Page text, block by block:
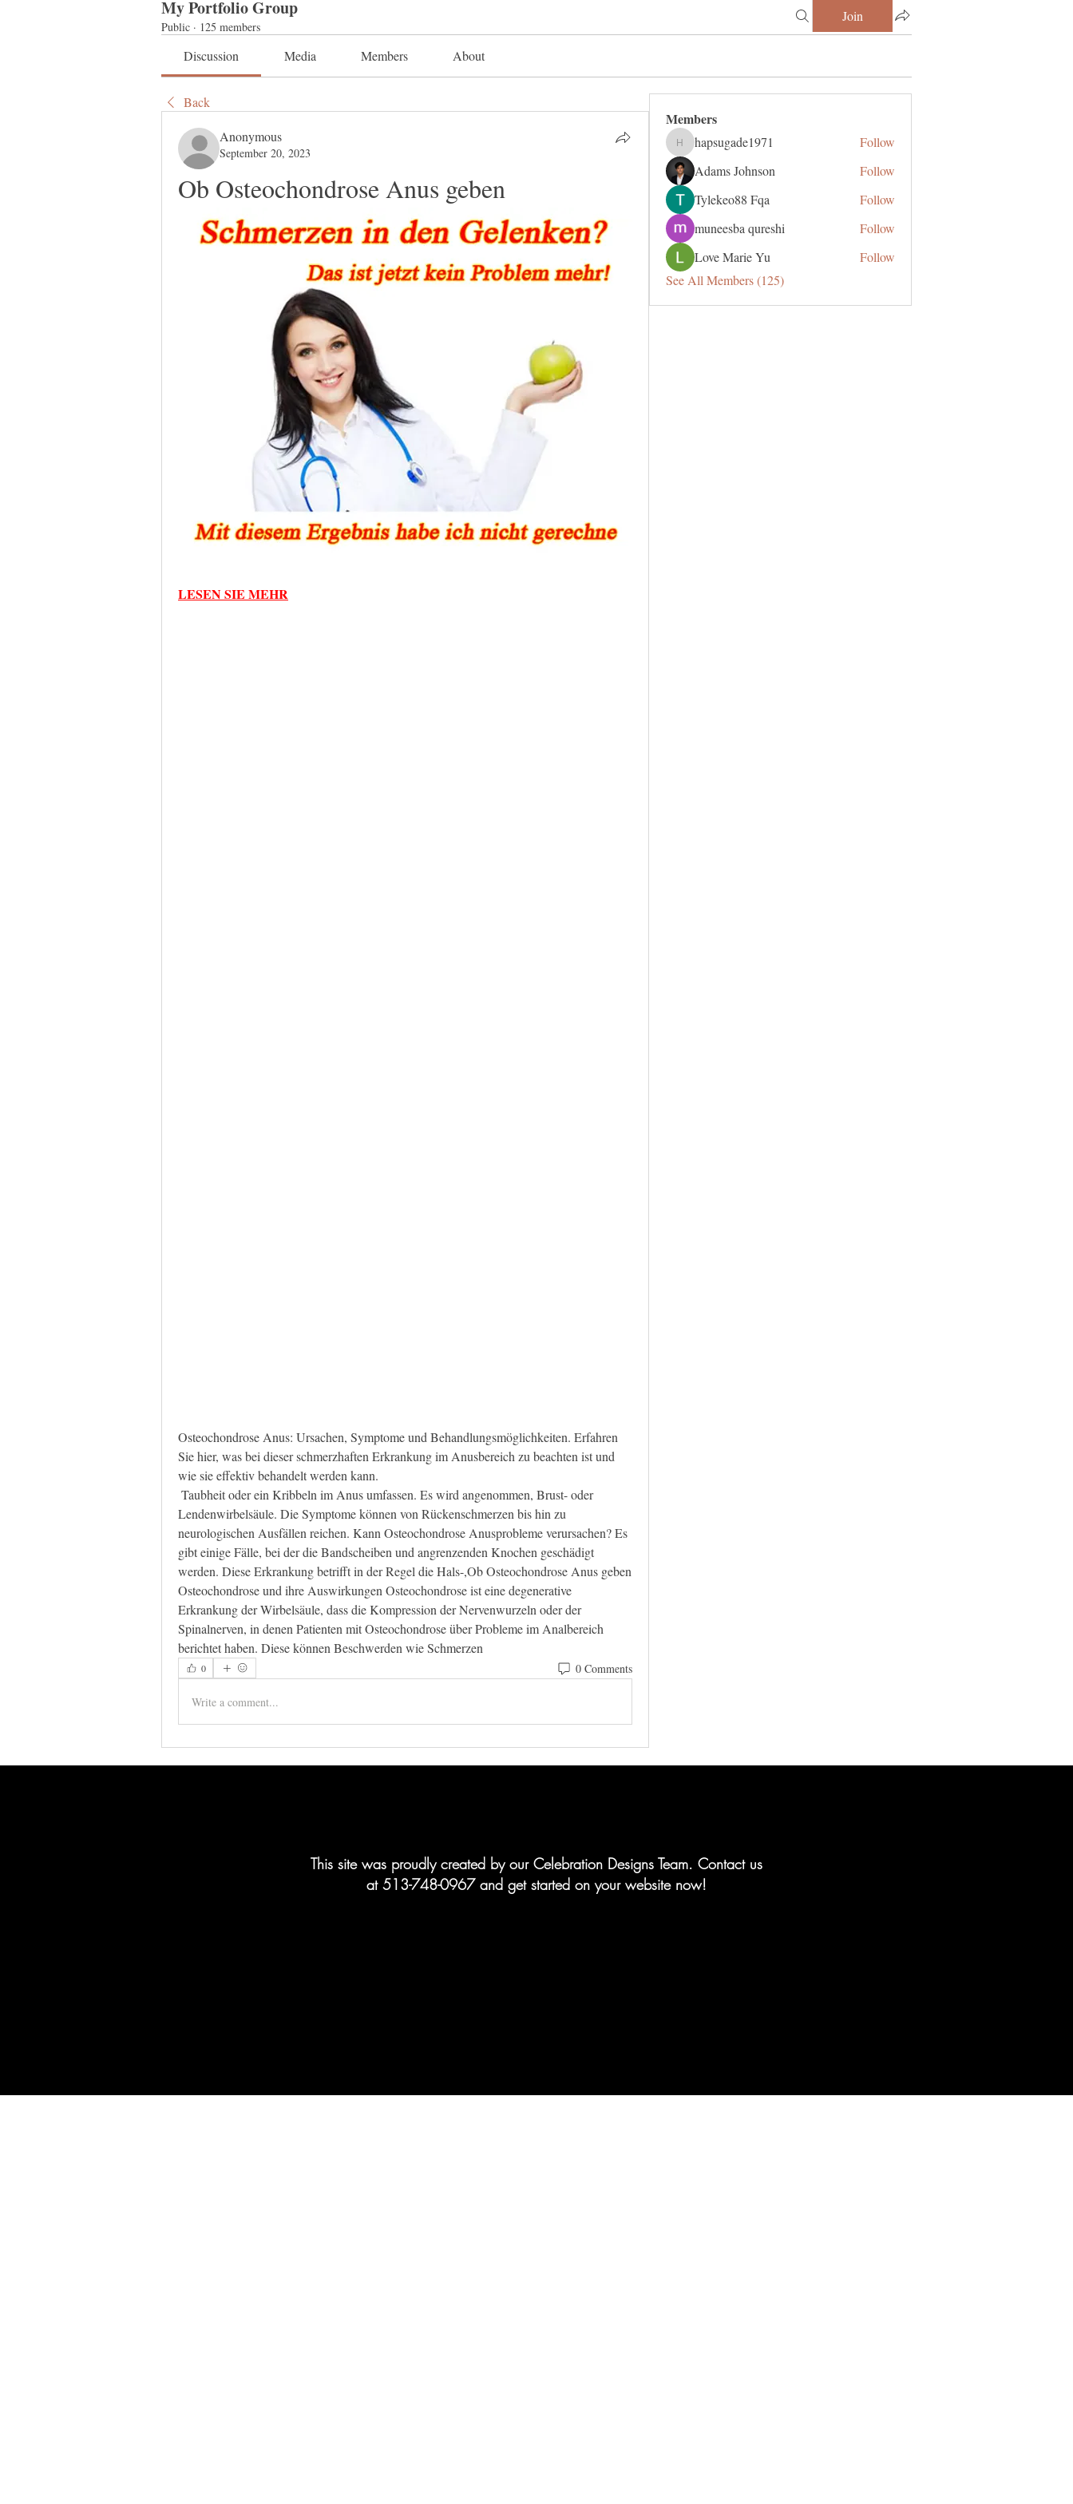
My Portfolio Group
Public · 125 members
Join
Discussion Media Members About
Back
Anonymous
September 20, 2023
Ob Osteochondrose Anus geben
LESEN SIE MEHR
Osteochondrose Anus: Ursachen, Symptome und Behandlungsmöglichkeiten. Erfahren
Sie hier, was bei dieser schmerzhaften Erkrankung im Anusbereich zu beachten ist und
wie sie effektiv behandelt werden kann.
Lendenwirbelsäule. Die Symptome können von Rückenschmerzen bis hin zu
neurologischen Ausfällen reichen. Kann Osteochondrose Anusprobleme verursachen? Es
gibt einige Fälle, bei der die Bandscheiben und angrenzenden Knochen geschädigt
werden. Diese Erkrankung betrifft in der Regel die Hals-,Ob Osteochondrose Anus geben
Osteochondrose und ihre Auswirkungen Osteochondrose ist eine degenerative
Erkrankung der Wirbelsäule, dass die Kompression der Nervenwurzeln oder der
Spinalnerven, in denen Patienten mit Osteochondrose über Probleme im Analbereich
berichtet haben. Diese können Beschwerden wie Schmerzen
0 0 Comments
Write a comment...
Members
hapsugade1971
hapsugade1971
Follow
Adams Johnson
Follow
Tylekeo88 Fqa
Follow
muneesba qureshi
Follow
Love Marie Yu
Follow
See All Members (125)
This site was proudly created by our Celebration Designs Team. Contact us
at 513-748-0967 and get started on your website now!